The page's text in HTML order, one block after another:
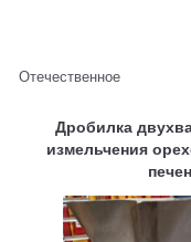
Отечественное
Дробилка
измельчения